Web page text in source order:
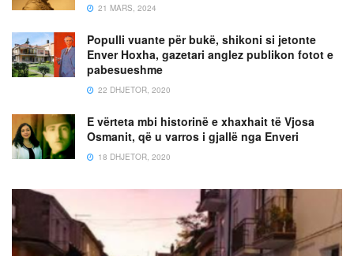
21 MARS, 2024
Populli vuante për bukë, shikoni si jetonte
Enver Hoxha, gazetari anglez publikon fotot e
pabesueshme
22 DHJETOR, 2020
E vërteta mbi historinë e xhaxhait të Vjosa
Osmanit, që u varros i gjallë nga Enveri
18 DHJETOR, 2020